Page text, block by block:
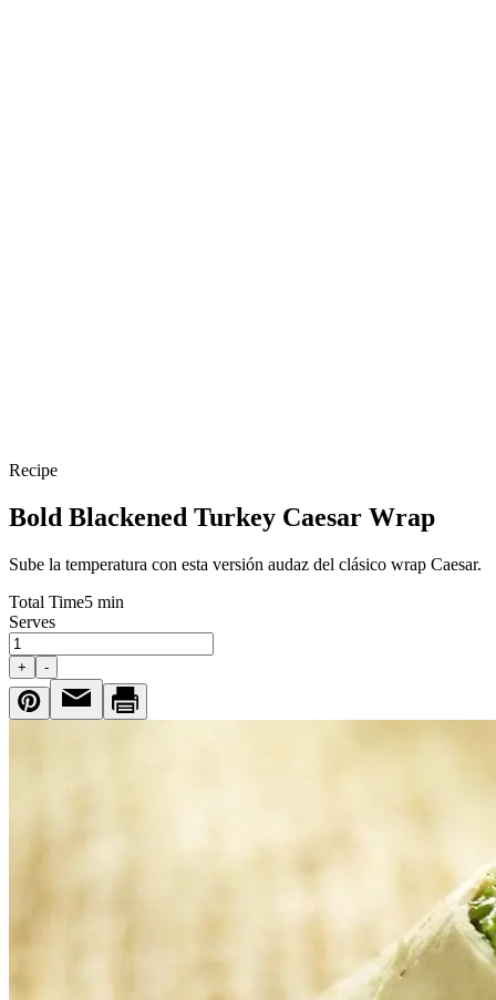
Recipe
Bold Blackened Turkey Caesar Wrap
Sube la temperatura con esta versión audaz del clásico wrap Caesar.
Total Time5 min
Serves
+ -